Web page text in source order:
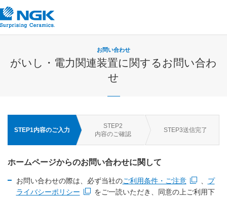
お問い合わせ
がいし・電力関連装置に関するお問い合わ
せ
STEP1内容のご入力
STEP2
内容のご確認
STEP3送信完了
ホームページからのお問い合わせに関して
お問い合わせの際は、必ず当社のご利用条件・ご注意
新規ウィンドウを開きます
プ
ライバシーポリシー
をご一読いただき、同意の上ご利用下